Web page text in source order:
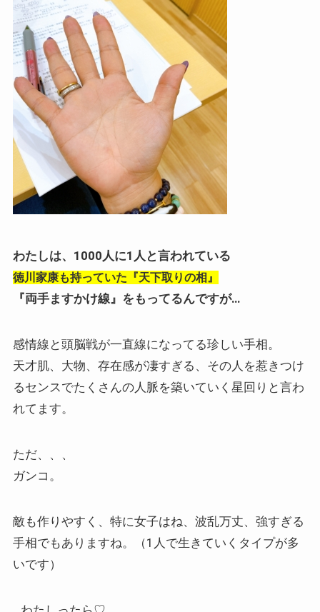
わたしは、1000人に1人と言われている
徳川家康も持っていた『天下取りの相』
『両手ますかけ線』をもってるんですが…
感情線と頭脳戦が一直線になってる珍しい手相。
天才肌、大物、存在感が凄すぎる、その人を惹きつけ
るセンスでたくさんの人脈を築いていく星回りと言わ
れてます。
ただ、、、
ガンコ。
敵も作りやすく、特に女子はね、波乱万丈、強すぎる
手相でもありますね。（1人で生きていくタイプが多
いです）